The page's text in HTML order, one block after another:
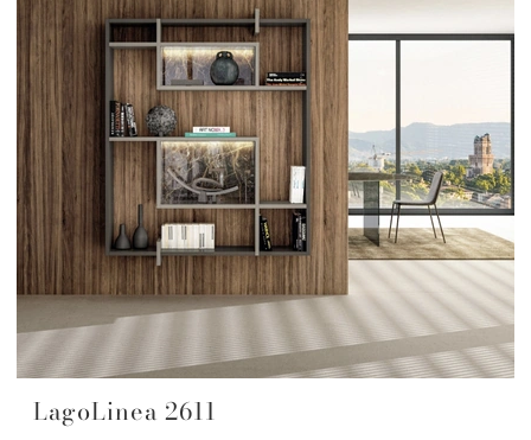
LagoLinea 2611